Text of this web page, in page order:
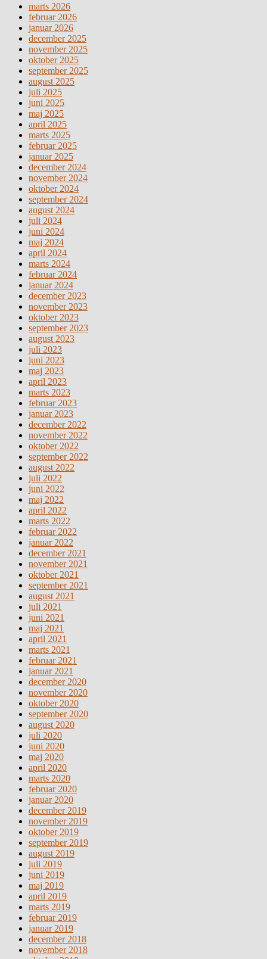
marts 2026
februar 2026
januar 2026
december 2025
november 2025
oktober 2025
september 2025
august 2025
juli 2025
juni 2025
maj 2025
april 2025
marts 2025
februar 2025
januar 2025
december 2024
november 2024
oktober 2024
september 2024
august 2024
juli 2024
juni 2024
maj 2024
april 2024
marts 2024
februar 2024
januar 2024
december 2023
november 2023
oktober 2023
september 2023
august 2023
juli 2023
juni 2023
maj 2023
april 2023
marts 2023
februar 2023
januar 2023
december 2022
november 2022
oktober 2022
september 2022
august 2022
juli 2022
juni 2022
maj 2022
april 2022
marts 2022
februar 2022
januar 2022
december 2021
november 2021
oktober 2021
september 2021
august 2021
juli 2021
juni 2021
maj 2021
april 2021
marts 2021
februar 2021
januar 2021
december 2020
november 2020
oktober 2020
september 2020
august 2020
juli 2020
juni 2020
maj 2020
april 2020
marts 2020
februar 2020
januar 2020
december 2019
november 2019
oktober 2019
september 2019
august 2019
juli 2019
juni 2019
maj 2019
april 2019
marts 2019
februar 2019
januar 2019
december 2018
november 2018